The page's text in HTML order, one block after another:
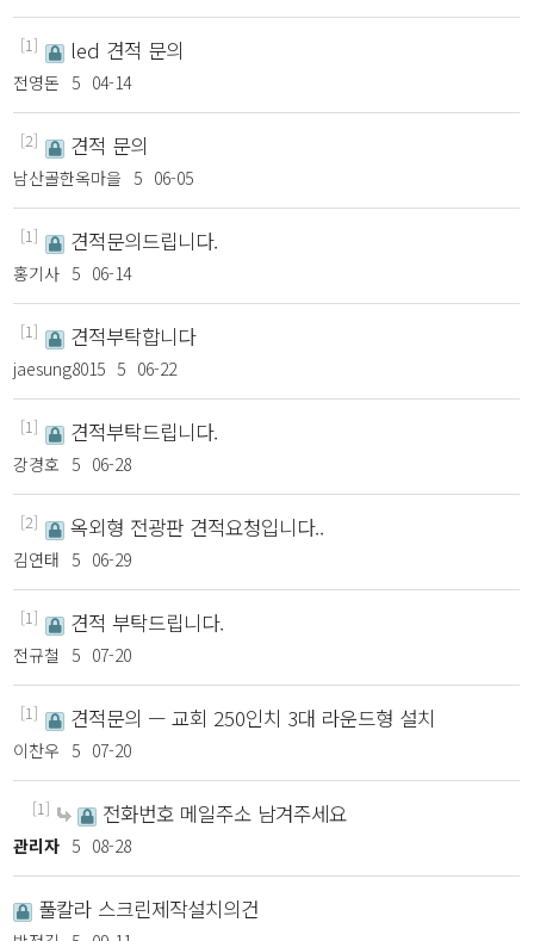
led 견적 문의
[1]
전영돈 5 04-14
견적 문의
[2]
남산골한옥마을 5 06-05
견적문의드립니다.
[1]
홍기사 5 06-14
견적부탁합니다
[1]
jaesung8015 5 06-22
견적부탁드립니다.
[1]
강경호 5 06-28
옥외형 전광판 견적요청입니다..
[2]
김연태 5 06-29
견적 부탁드립니다.
[1]
전규철 5 07-20
견적문의 ㅡ 교회 250인치 3대 라운드형 설치
[1]
이찬우 5 07-20
전화번호 메일주소 남겨주세요
[1]
관리자 5 08-28
풀칼라 스크린제작설치의건